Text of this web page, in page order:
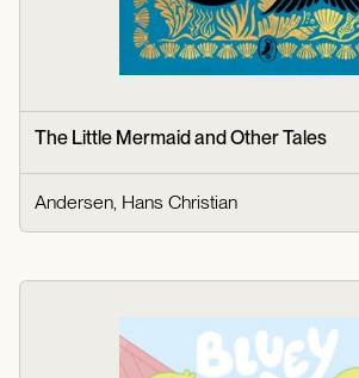
The Little Mermaid and Other Tales
Andersen, Hans Christian